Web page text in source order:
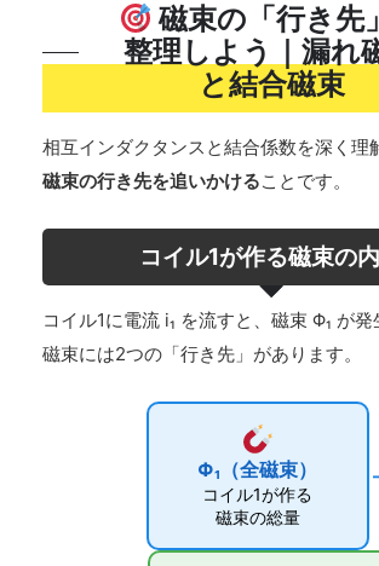
磁束の「行き先
整理しよう｜漏れ
と結合磁束
相互インダクタンスと結合係数を深く理
磁束の行き先を追いかけることです。
コイル1が作る磁束の
コイル1に電流 i₁ を流すと、磁束 Φ₁ が
磁束には2つの「行き先」があります。
Φ₁（全磁束）
コイル1が作る
磁束の総量